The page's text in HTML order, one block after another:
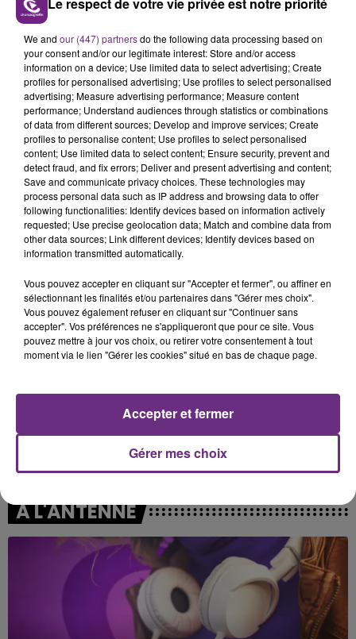
fermer ses portes.
TITRES DIFFUSÉS
16h42
16h42
GIMS
Est-Ce Que Tu M'aimes ?
16h39
16h39
ALEX WARREN
Fever Dream
16h36
16h36 16h33
16h33
Comme Caroline
A L'ANTENNE
We and our (447) partnersdo the following data processing based on
your consent and/or our legitimate interest: Store and/or access
information on a device; Use limited data to select advertising; Create
profiles for personalised advertising; Use profiles to select personalised
advertising; Measure advertising performance; Measure content
performance; Understand audiences through statistics or combinations
of data from different sources; Develop and improve services; Create
profiles to personalise content; Use profiles to select personalised
content; Use limited data to select content; Ensure security, prevent and
detect fraud, and fix errors; Deliver and present advertising and content;
Save and communicate privacy choices. These technologies may
process personal data such as IP address and browsing data to offer
following functionalities: Identify devices based on information actively
requested; Use precise geolocation data; Match and combine data from
other data sources; Link different devices; Identify devices based on
information transmitted automatically.
Vous pouvez accepter en cliquant sur "Accepter et fermer", ou affiner en
sélectionnant les finalités et/ou partenaires dans "Gérer mes choix".
Vous pouvez également refuser en cliquant sur "Continuer sans
accepter". Vos préférences ne s'appliqueront que pour ce site. Vous
pouvez mettre à jour vos choix, ou retirer votre consentement à tout
moment via le lien "Gérer les cookies" situé en bas de chaque page.
Gérer mes choix
Accepter et fermer